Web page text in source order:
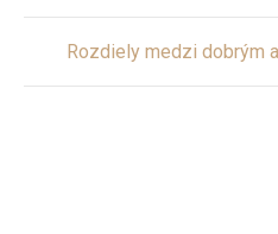
Rozdiely medzi dobrým